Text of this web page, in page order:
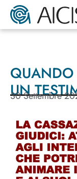
QUANDO
UN
30 Settembre